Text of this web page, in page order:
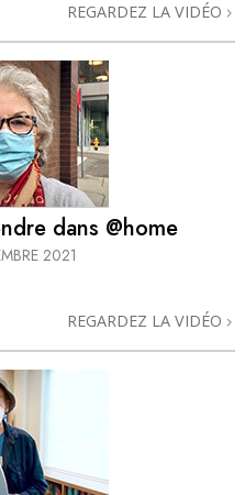
REGARDEZ LA VIDÉO
dans @home
2021
REGARDEZ LA VIDÉO